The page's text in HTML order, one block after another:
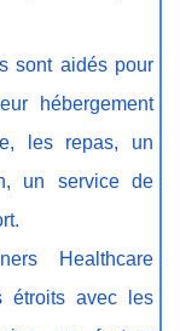
sont aidés pour
hébergement
les repas, un
un service de
Healthcare
étroits avec les